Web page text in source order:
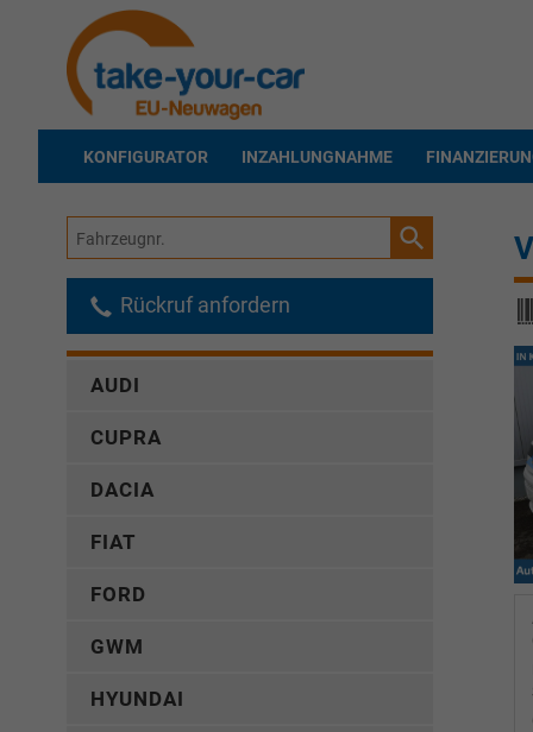
KONFIGURATOR INZAHLUNGNAHME
Fahrzeugnr.
Rückruf anfordern
AUDI
CUPRA
DACIA
FIAT
FORD
GWM
HYUNDAI